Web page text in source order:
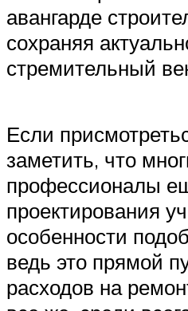
авангарде
сохраняя
стремительный
Если
заметить, что
профессионалы
проектирования
особенности
ведь это прямой
расходов на